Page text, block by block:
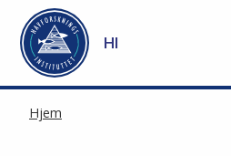
Gå til hovedinnhold
HI
Hjem